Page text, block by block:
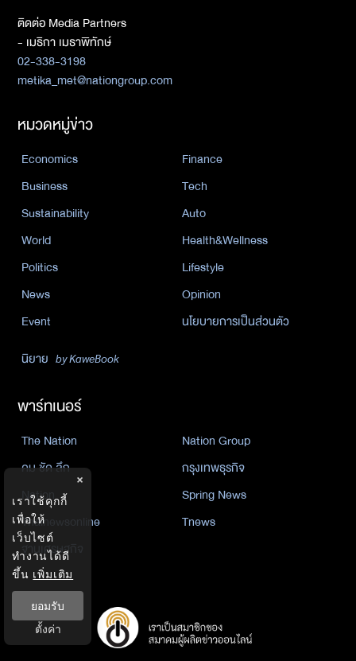
ติดต่อ Media Partners
- เมธิกา เมธาพิทักษ์
02-338-3198
metika_met@nationgroup.com
หมวดหมู่ข่าว
Economics
Finance
Business
Tech
Sustainability
Auto
World
Health&Wellness
Politics
Lifestyle
News
Opinion
Event
นโยบายการเป็นส่วนตัว
นิยาย by KaweBook
พาร์ทเนอร์
The Nation
Nation Group
คม ชัด ลึก
กรุงเทพธุรกิจ
Nation
Spring News
Thainewsonline
Tnews
ฐานเศรษฐกิจ
×
เราใช้คุกกี้
เพื่อให้
เว็บไซต์
ทำงานได้ดี
ขึ้น เพิ่มเติม
ยอมรับ
ตั้งค่า